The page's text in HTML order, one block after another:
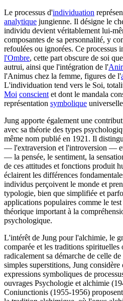
Le processus d'individuation
analytique jungienne. Il désigne le
individu devient véritablement lui-
composantes de sa personnalité, y
refoulées ou ignorées. Ce processus
l'Ombre, cette part obscure de soi
autrui, ainsi que l'intégration de l'
l'Animus chez la femme, figures de l'
L'individuation tend vers le Soi,
Moi conscient et dont le mandala
représentation symbolique
Jung apporte également une
avec sa théorie des types
même nom publié en 1921. Il
— l'extraversion et l'introversion —
— la pensée, le sentiment, la
de ces attitudes et fonctions produit
éclairent les différences
individus perçoivent le monde et
typologie, bien que simplifiée et
applications populaires comme le test
théorique important à la
psychologique.
L'intérêt de Jung pour l'alchimie, le
comparée et les traditions spirituelles
radicalement sa démarche de celle de
simples superstitions, Jung
expressions symboliques de
ouvrages Psychologie et alchimie
Coniunctionis (1955-1956)